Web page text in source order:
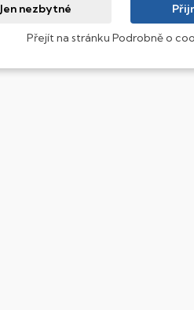
Jen nezbytné
Přejít na stránku Podrobně o